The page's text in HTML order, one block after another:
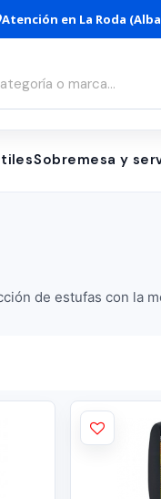
Atención en La Roda
Sobremesa y
de estufas con la